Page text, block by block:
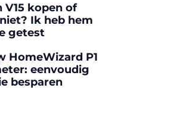
V15 kopen of
Ik heb hem
getest
HomeWizard P1
eenvoudig
besparen